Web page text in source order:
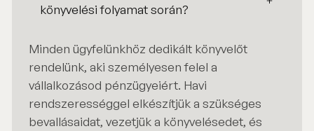
könyvelési folyamat során?
Minden ügyfelünkhöz dedikált könyvelőt
rendelünk, aki személyesen felel a
vállalkozásod pénzügyeiért. Havi
rendszerességgel elkészítjük a szükséges
bevallásaidat, vezetjük a könyvelésedet, és